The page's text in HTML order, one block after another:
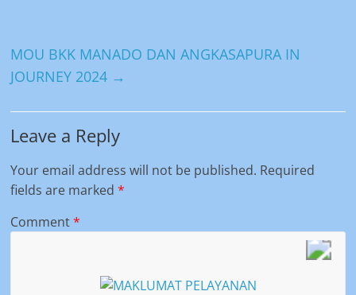
MOU BKK MANADO DAN ANGKASAPURA IN
JOURNEY 2024 →
Leave a Reply
Your email address will not be published. Required
fields are marked*
Comment*